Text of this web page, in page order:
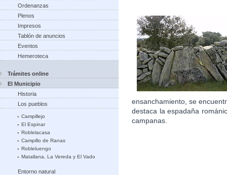
Ordenanzas
Plenos
Impresos
Tablón de anuncios
Eventos
Hemeroteca
Trámites online
El Municipio
Historia
Los pueblos
Campillejo
El Espinar
Roblelacasa
Campillo de Ranas
Robleluengo
Matallana, La Vereda y El Vado
Entorno natural
ensanchamiento, se
destaca la espadaña
campanas.